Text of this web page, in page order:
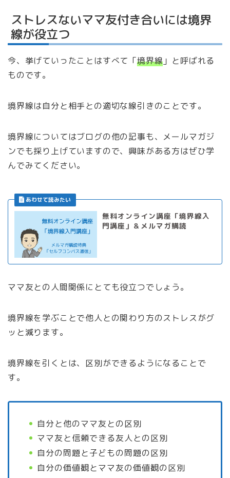
ストレスないママ友付き合いには境界
線が役立つ
今、挙げていったことはすべて「境界線 」と呼ばれる
ものです。
境界線は自分と相手との適切な線引きのことです。
境界線についてはブログの他の記事も、メールマガジ
ンでも採り上げていますので、興味がある方はぜひ学
んでみてください。
無料オンライン講座「境界線入
門講座」＆メルマガ購読
ママ友との人間関係にとても役立つでしょう。
境界線を学ぶことで他人との関わり方のストレスがグ
ッと減ります。
境界線を引くとは、区別ができるようになることで
す。
自分と他のママ友との区別
ママ友と信頼できる友人との区別
自分の問題と子どもの問題の区別
自分の価値観とママ友の価値観の区別